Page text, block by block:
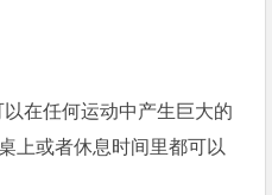
在任何运动中产生巨大的
上或者休息时间里都可以